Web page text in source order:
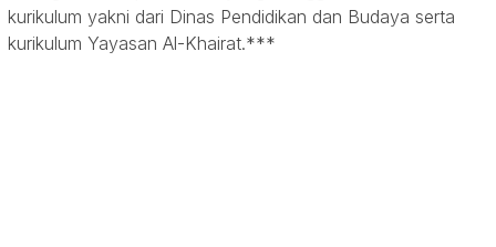
kurikulum yakni dari Dinas Pendidikan dan Budaya serta
kurikulum Yayasan Al-Khairat.***